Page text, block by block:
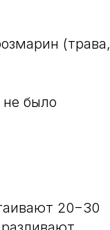
(трава,
было
20−30